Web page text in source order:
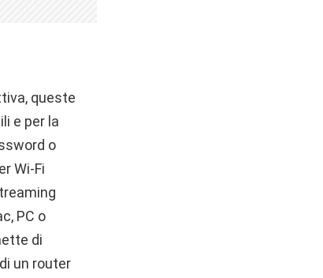
queste
e per la
o
Wi-Fi
PC o
di
un router